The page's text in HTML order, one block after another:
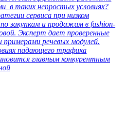
в таких непростых условиях?
сервиса при низком
закупкам и продажам в fashion-
Эксперт дает проверенные
речевых модулей.
падающего трафика
главным конкурентным